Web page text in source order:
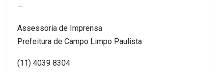
—
Assessoria de Imprensa
Prefeitura de Campo Limpo Paulista
(11) 4039 8304